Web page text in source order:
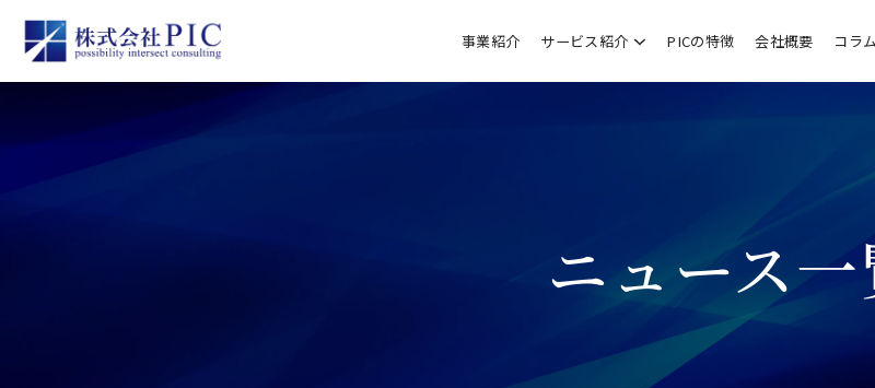
事業紹介 サービス紹介 PICの特徴 会社概要 コラム
ニュース一